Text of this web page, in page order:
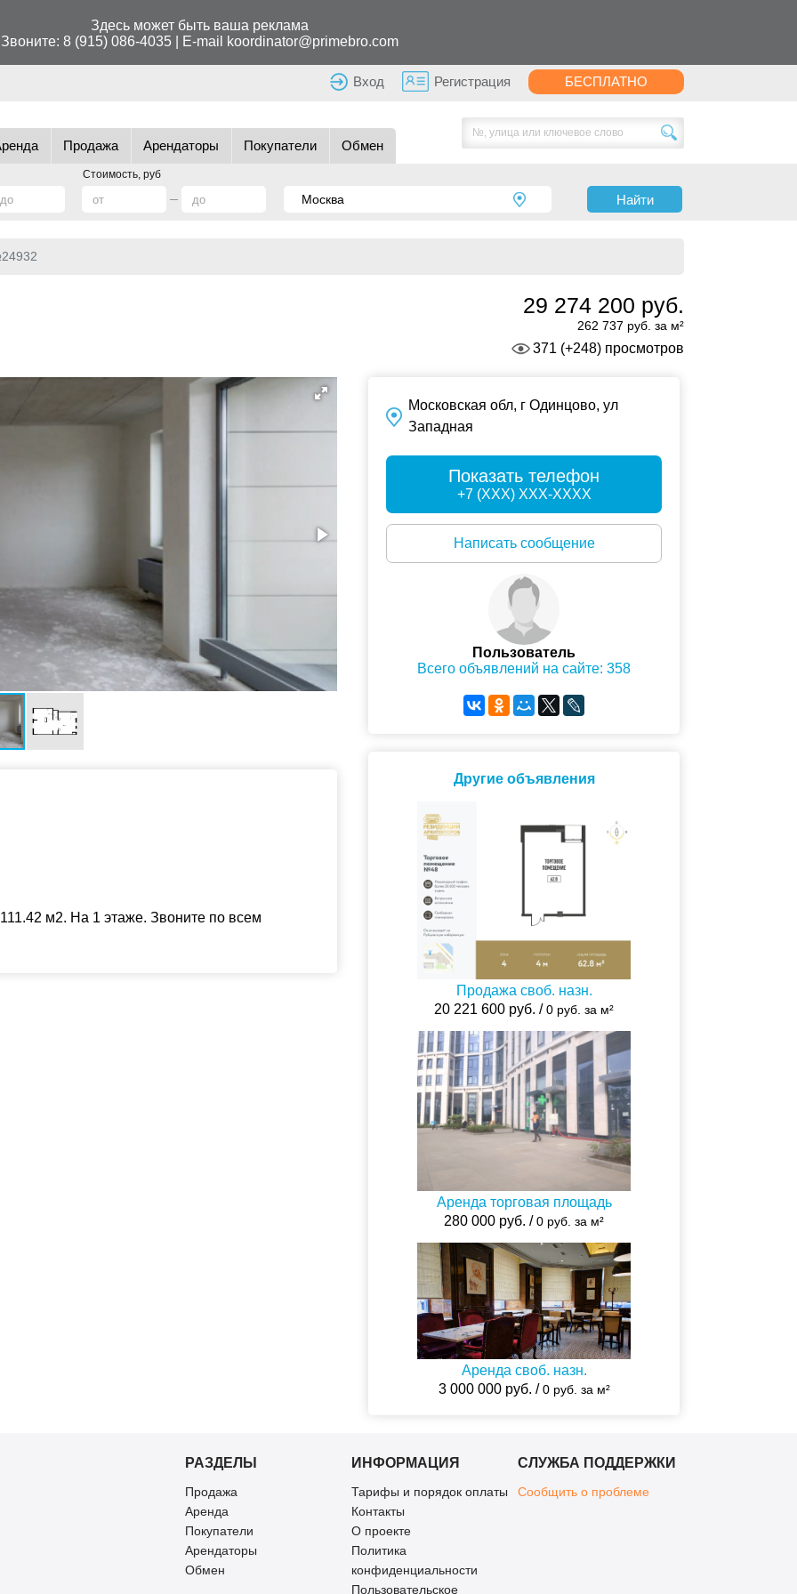
Здесь может быть ваша реклама
Звоните: 8 (915) 086-4035| E-mail koordinator@primebro.com
Вход Регистрация БЕСПЛАТНО
Продажа Арендаторы Покупатели Обмен
Стоимость, руб
Найти
29 274 200 руб.
262 737 руб. за м²
371 (+248) просмотров
м2. На 1 этаже. Звоните по всем
Московская обл, г Одинцово, ул
Западная
Показать телефон
+7 (XXX) XXX-XXXX
Написать сообщение
Пользователь
Всего объявлений на сайте: 358
Другие объявления
Продажа своб. назн.
20 221 600 руб. /0 руб. за м²
Аренда торговая площадь
280 000 руб. /0 руб. за м²
Аренда своб. назн.
3 000 000 руб. /0 руб. за м²
РАЗДЕЛЫ
Продажа
Аренда
Покупатели
Арендаторы
Обмен
ИНФОРМАЦИЯ
Тарифы и порядок оплаты
Контакты
О проекте
Политика
конфиденциальности
Пользовательское
СЛУЖБА ПОДДЕРЖКИ
Сообщить о проблеме